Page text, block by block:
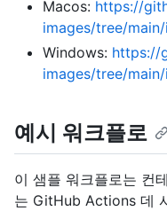
Macos: https://
images/tree/
Windows: https://
images/tree/
예시 워크플로
이 샘플 워크플로는 컨
는 GitHub Actions 데